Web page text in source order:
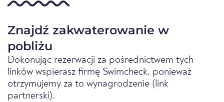
Znajdź zakwaterowanie w
pobliżu
Dokonując rezerwacji za pośrednictwem tych
linków wspierasz firmę Swimcheck, ponieważ
otrzymujemy za to wynagrodzenie (link
partnerski).